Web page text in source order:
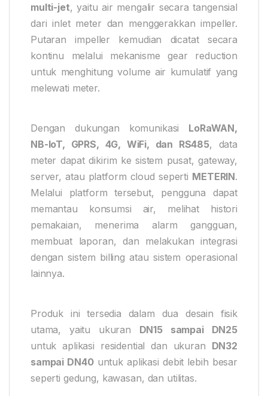
multi-jet, yaitu air mengalir secara tangensial
dari inlet meter dan menggerakkan impeller.
Putaran impeller kemudian dicatat secara
kontinu melalui mekanisme gear reduction
untuk menghitung volume air kumulatif yang
melewati meter.
Dengan dukungan komunikasi LoRaWAN,
NB-IoT, GPRS, 4G, WiFi, dan RS485, data
meter dapat dikirim ke sistem pusat, gateway,
server, atau platform cloud seperti METERIN.
Melalui platform tersebut, pengguna dapat
memantau konsumsi air, melihat histori
pemakaian, menerima alarm gangguan,
membuat laporan, dan melakukan integrasi
dengan sistem billing atau sistem operasional
lainnya.
Produk ini tersedia dalam dua desain fisik
utama, yaitu ukuran DN15 sampai DN25
untuk aplikasi residential dan ukuran DN32
sampai DN40untuk aplikasi debit lebih besar
seperti gedung, kawasan, dan utilitas.